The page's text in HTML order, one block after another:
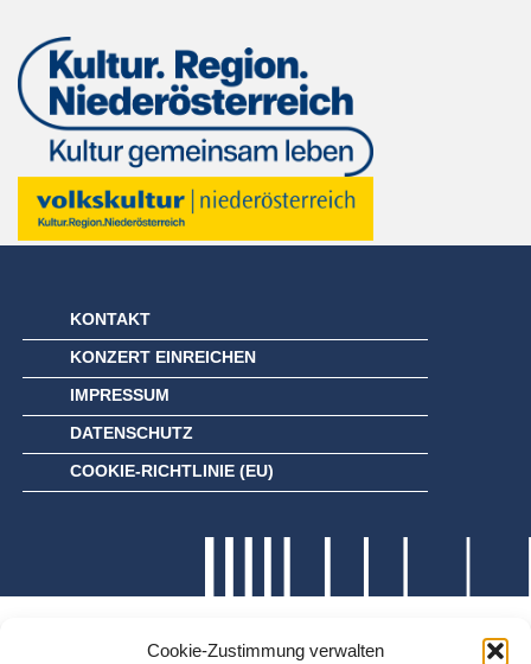
Cookie-Zustimmung verwalten
KONTAKT
KONZERT EINREICHEN
IMPRESSUM
DATENSCHUTZ
COOKIE-RICHTLINIE (EU)